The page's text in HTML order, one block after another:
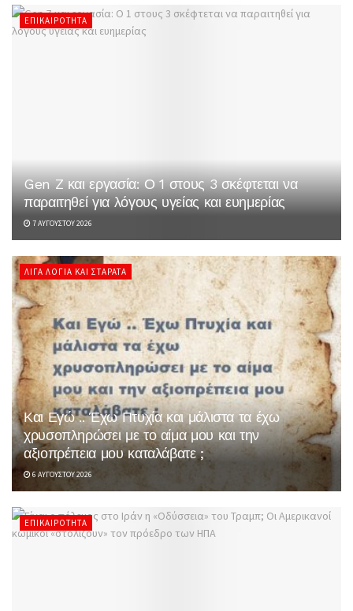
ΕΠΙΚΑΙΡΌΤΗΤΑ
Gen Z και εργασία: Ο 1 στους 3 σκέφτεται να
παραιτηθεί για λόγους υγείας και ευημερίας
7 ΑΥΓΟΎΣΤΟΥ 2026
ΛΊΓΑ ΛΌΓΙΑ ΚΑΙ ΣΤΑΡΆΤΑ
Και Εγώ .. Έχω Πτυχία και μάλιστα τα έχω
χρυσοπληρώσει με το αίμα μου και την
αξιοπρέπεια μου καταλάβατε ;
6 ΑΥΓΟΎΣΤΟΥ 2026
ΕΠΙΚΑΙΡΌΤΗΤΑ